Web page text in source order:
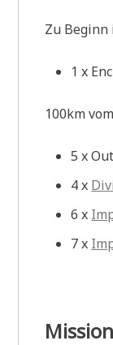
Zu Beginn
1 x
100km
5 x
4 x
6 x
7 x